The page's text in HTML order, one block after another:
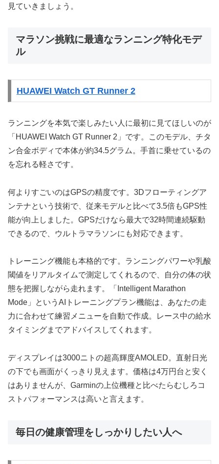
見ていきましょう。
マラソン挑戦に最適なランニング特化モデ
ル
HUAWEI Watch GT Runner 2
ランニングを本気で楽しみたい人に最初に見てほしいのが
「HUAWEI Watch GT Runner 2」です。このモデル、チタ
ン合金ボディで本体が約34.5グラム。手首に乗せているの
を忘れる軽さです。
何よりすごいのはGPSの精度です。3Dフローティングア
ンテナという技術で、従来モデルと比べて3.5倍もGPS性
能が向上しました。GPSだけなら最大で32時間連続駆動
できるので、ウルトラマラソンにも対応できます。
トレーニング機能も本格的です。ランニングパワーや乳酸
閾値をリアルタイムで測定してくれるので、自分の体の状
態を把握しながら走れます。「Intelligent Marathon
Mode」というAIトレーニングプラン機能は、あなたの走
力に合わせて練習メニューを自動で作成。レース中の給水
タイミングまでアドバイスしてくれます。
ディスプレイは3000ニトの超高輝度AMOLED。直射日光
の下でも画面がくっきり見えます。価格は4万円台と安く
はありませんが、Garminの上位機種と比べたらむしろコ
ストパフォーマンスは高いと言えます。
毎日の健康管理をしっかりしたい人へ